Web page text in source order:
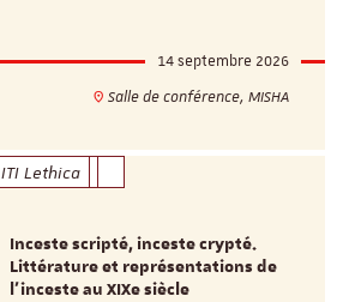
14 septembre 2026
Salle de conférence, MISHA
ITI Lethica
Inceste scripté, inceste crypté.
Littérature et représentations de
l’inceste au XIXe siècle